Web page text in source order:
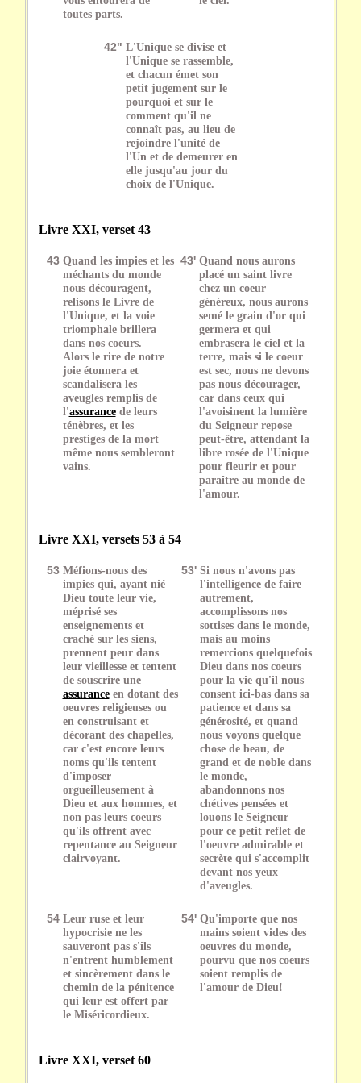
toutes parts.
42" L'Unique se divise et
l'Unique se rassemble,
et chacun émet son
petit jugement sur le
pourquoi et sur le
comment qu'il ne
connaît pas, au lieu de
rejoindre l'unité de
l'Un et de demeurer en
elle jusqu'au jour du
choix de l'Unique.
Livre XXI, verset 43
43 Quand les impies et les
méchants du monde
nous découragent,
relisons le Livre de
l'Unique, et la voie
triomphale brillera
dans nos coeurs.
Alors le rire de notre
joie étonnera et
scandalisera les
aveugles remplis de
l'assurancede leurs
ténèbres, et les
prestiges de la mort
même nous sembleront
vains.
43' Quand nous aurons
placé un saint livre
chez un coeur
généreux, nous aurons
semé le grain d'or qui
germera et qui
embrasera le ciel et la
terre, mais si le coeur
est sec, nous ne devons
pas nous décourager,
car dans ceux qui
l'avoisinent la lumière
du Seigneur repose
peut-être, attendant la
libre rosée de l'Unique
pour fleurir et pour
paraître au monde de
l'amour.
Livre XXI, versets 53 à 54
53 Méfions-nous des
impies qui, ayant nié
Dieu toute leur vie,
méprisé ses
enseignements et
craché sur les siens,
prennent peur dans
leur vieillesse et tentent
de souscrire une
assuranceen dotant des
oeuvres religieuses ou
en construisant et
décorant des chapelles,
car c'est encore leurs
noms qu'ils tentent
d'imposer
orgueilleusement à
Dieu et aux hommes, et
non pas leurs coeurs
qu'ils offrent avec
repentance au Seigneur
clairvoyant.
53' Si nous n'avons pas
l'intelligence de faire
autrement,
accomplissons nos
sottises dans le monde,
mais au moins
remercions quelquefois
Dieu dans nos coeurs
pour la vie qu'il nous
consent ici-bas dans sa
patience et dans sa
générosité, et quand
nous voyons quelque
chose de beau, de
grand et de noble dans
le monde,
abandonnons nos
chétives pensées et
louons le Seigneur
pour ce petit reflet de
l'oeuvre admirable et
secrète qui s'accomplit
devant nos yeux
d'aveugles.
54 Leur ruse et leur
hypocrisie ne les
sauveront pas s'ils
n'entrent humblement
et sincèrement dans le
chemin de la pénitence
qui leur est offert par
le Miséricordieux.
54' Qu'importe que nos
mains soient vides des
oeuvres du monde,
pourvu que nos coeurs
soient remplis de
l'amour de Dieu!
Livre XXI, verset 60